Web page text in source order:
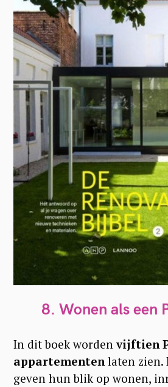
8. Wonen als een
In dit boek wordenvijftien
appartementenlaten zien.
geven hun blik op wonen,